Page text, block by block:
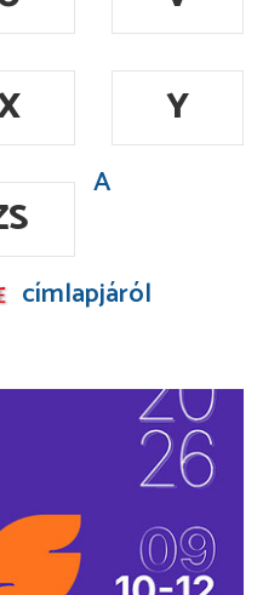
Y
A
címlapjáról